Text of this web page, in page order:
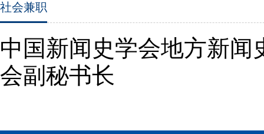
社会兼职
中国新闻史学会地方新
会副秘书长